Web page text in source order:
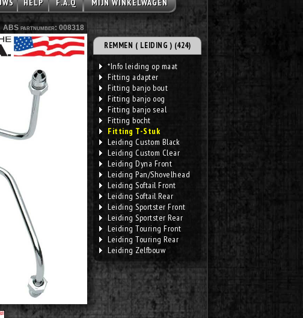
HELP F.A.Q MIJN WINKELWAGEN
ABS partnumber: 008318
REMMEN ( LEIDING ) (424)
*Info leiding op maat
Fitting adapter
Fitting banjo bout
Fitting banjo oog
Fitting banjo seal
Fitting bocht
Fitting T-Stuk
Leiding Custom Black
Leiding Custom Clear
Leiding Dyna Front
Leiding Pan/Shovelhead
Leiding Softail Front
Leiding Softail Rear
Leiding Sportster Front
Leiding Sportster Rear
Leiding Touring Front
Leiding Touring Rear
Leiding Zelfbouw